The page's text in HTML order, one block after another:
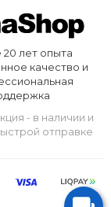
20 лет опыта
качество и
- в наличии и
отправке